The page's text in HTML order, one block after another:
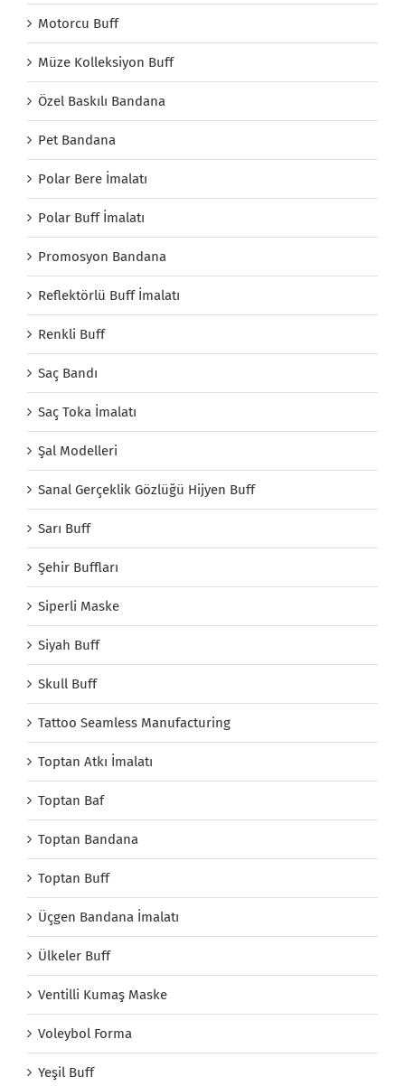
Motorcu Buff
Müze Kolleksiyon Buff
Özel Baskılı Bandana
Pet Bandana
Polar Bere İmalatı
Polar Buff İmalatı
Promosyon Bandana
Reflektörlü Buff İmalatı
Renkli Buff
Saç Bandı
Saç Toka İmalatı
Şal Modelleri
Sanal Gerçeklik Gözlüğü Hijyen Buff
Sarı Buff
Şehir Buffları
Siperli Maske
Siyah Buff
Skull Buff
Tattoo Seamless Manufacturing
Toptan Atkı İmalatı
Toptan Baf
Toptan Bandana
Toptan Buff
Üçgen Bandana İmalatı
Ülkeler Buff
Ventilli Kumaş Maske
Voleybol Forma
Yeşil Buff